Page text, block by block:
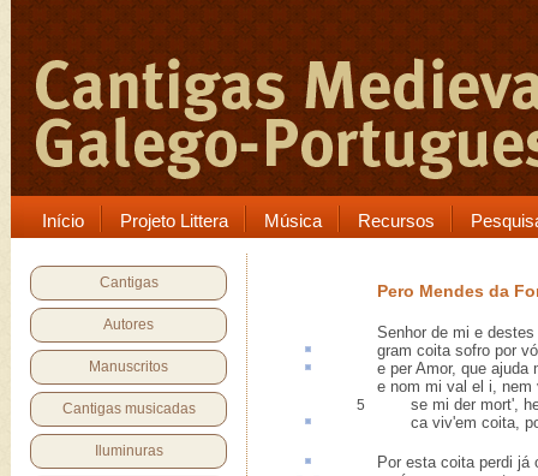
Início Projeto Littera Música Recursos
Cantigas
Autores
Manuscritos
Cantigas musicadas
Iluminuras
Pero Mendes da
Senhor de mi e
gram coitasofro por
e per Amor, que ajuda
e nom mi val el i,
5
se mi der mort', hei
ca viv'em coita,
Por esta coita perdi já